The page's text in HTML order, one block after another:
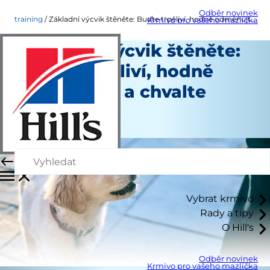
Odběr novinek
Krmivo pro vašeho mazlíčka
Vybrat krmivo
Rady a tipy
O Hill's
Odběr novinek
Krmivo pro vašeho mazlíčka
training Základní výcvik štěněte: Buďte trpěliví, hodně odměňujte a chvalte
Základní výcvik štěněte:
Buďte trpěliví, hodně
odměňujte a chvalte
Výcvik
Autoři